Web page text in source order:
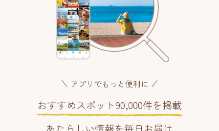
アプリでもっと便利に
おすすめスポット90,000件を掲載